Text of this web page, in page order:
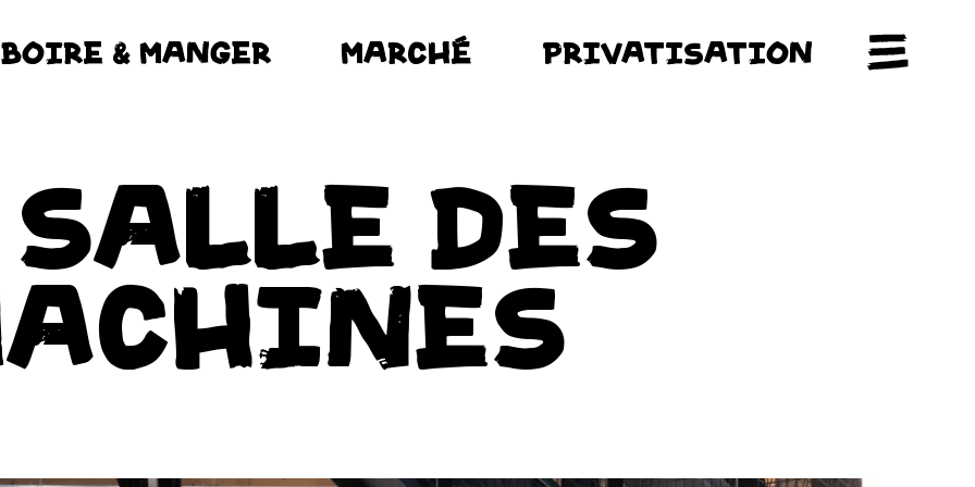
BOIRE & MANGER MARCHÉ PRIVATISATION
DES